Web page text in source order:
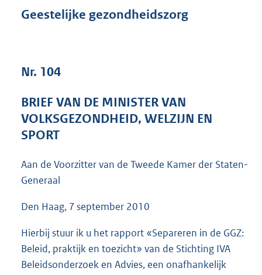
d
s
e
:
b
Geestelijke gezondheidszorg
Nr. 104
BRIEF VAN DE MINISTER VAN
VOLKSGEZONDHEID, WELZIJN EN
SPORT
Aan de Voorzitter van de Tweede Kamer der Staten-
Generaal
Den Haag, 7 september 2010
Hierbij stuur ik u het rapport «Separeren in de GGZ:
Beleid, praktijk en toezicht» van de Stichting IVA
Beleidsonderzoek en Advies, een onafhankelijk